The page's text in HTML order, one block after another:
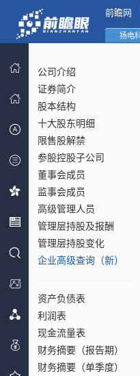
前瞻网
扬电
公司介绍
证券简介
股本结构
十大股东明细
限售股解禁
参股控股子公司
董事会成员
监事会成员
高级管理人员
管理层持股及报酬
管理层持股变化
企业高级查询（新）
资产负债表
利润表
现金流量表
财务摘要（报告期）
财务摘要（单季度）